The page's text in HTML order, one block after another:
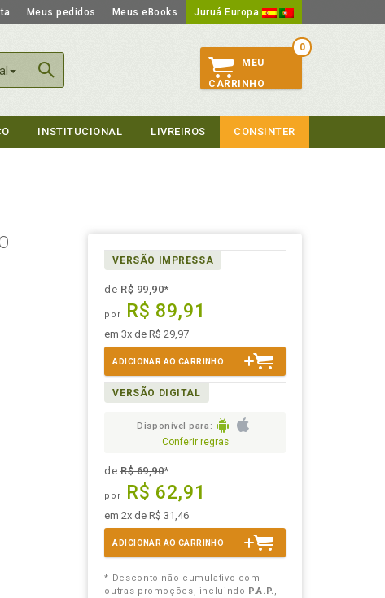
Meus pedidos Meus eBooks Juruá Europa
0
MEU
CARRINHO
INSTITUCIONAL LIVREIROS CONSINTER
VERSÃO IMPRESSA
deR$ 99,90*
por R$ 89,91
em 3x de R$ 29,97
ADICIONAR AO CARRINHO
VERSÃO DIGITAL
Disponível para:
Conferir regras
deR$ 69,90*
por R$ 62,91
em 2x de R$ 31,46
ADICIONAR AO CARRINHO
* Desconto não cumulativo com
outras promoções, incluindo P.A.P.,